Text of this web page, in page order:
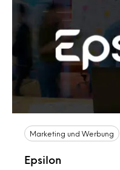
Marketing und Werbung
Epsilon